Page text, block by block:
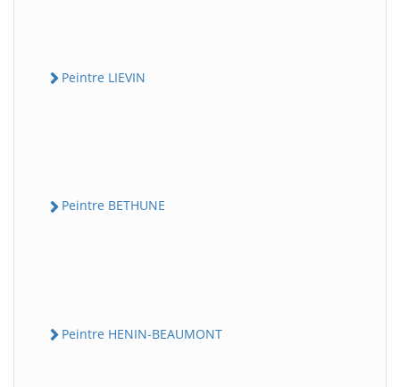
Peintre LIEVIN
Peintre BETHUNE
Peintre HENIN-BEAUMONT